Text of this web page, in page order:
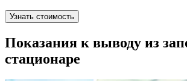
Узнать стоимость
Показания к выводу из
стационаре